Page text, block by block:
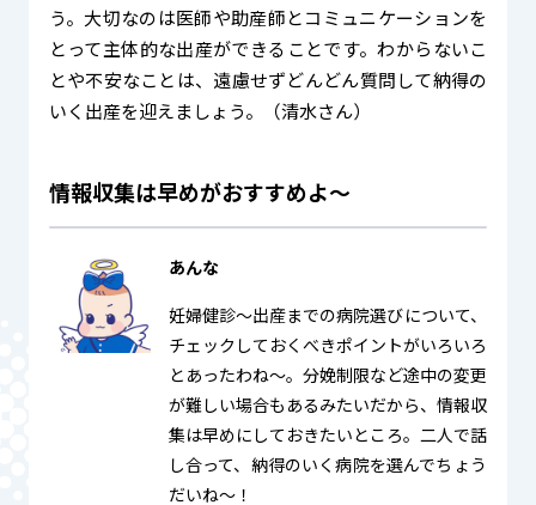
う。大切なのは医師や助産師とコミュニケーションを
とって主体的な出産ができることです。わからないこ
とや不安なことは、遠慮せずどんどん質問して納得の
いく出産を迎えましょう。（清水さん）
情報収集は早めがおすすめよ〜
あんな
妊婦健診〜出産までの病院選びについて、
チェックしておくべきポイントがいろいろ
とあったわね〜。分娩制限など途中の変更
が難しい場合もあるみたいだから、情報収
集は早めにしておきたいところ。二人で話
し合って、納得のいく病院を選んでちょう
だいね〜！